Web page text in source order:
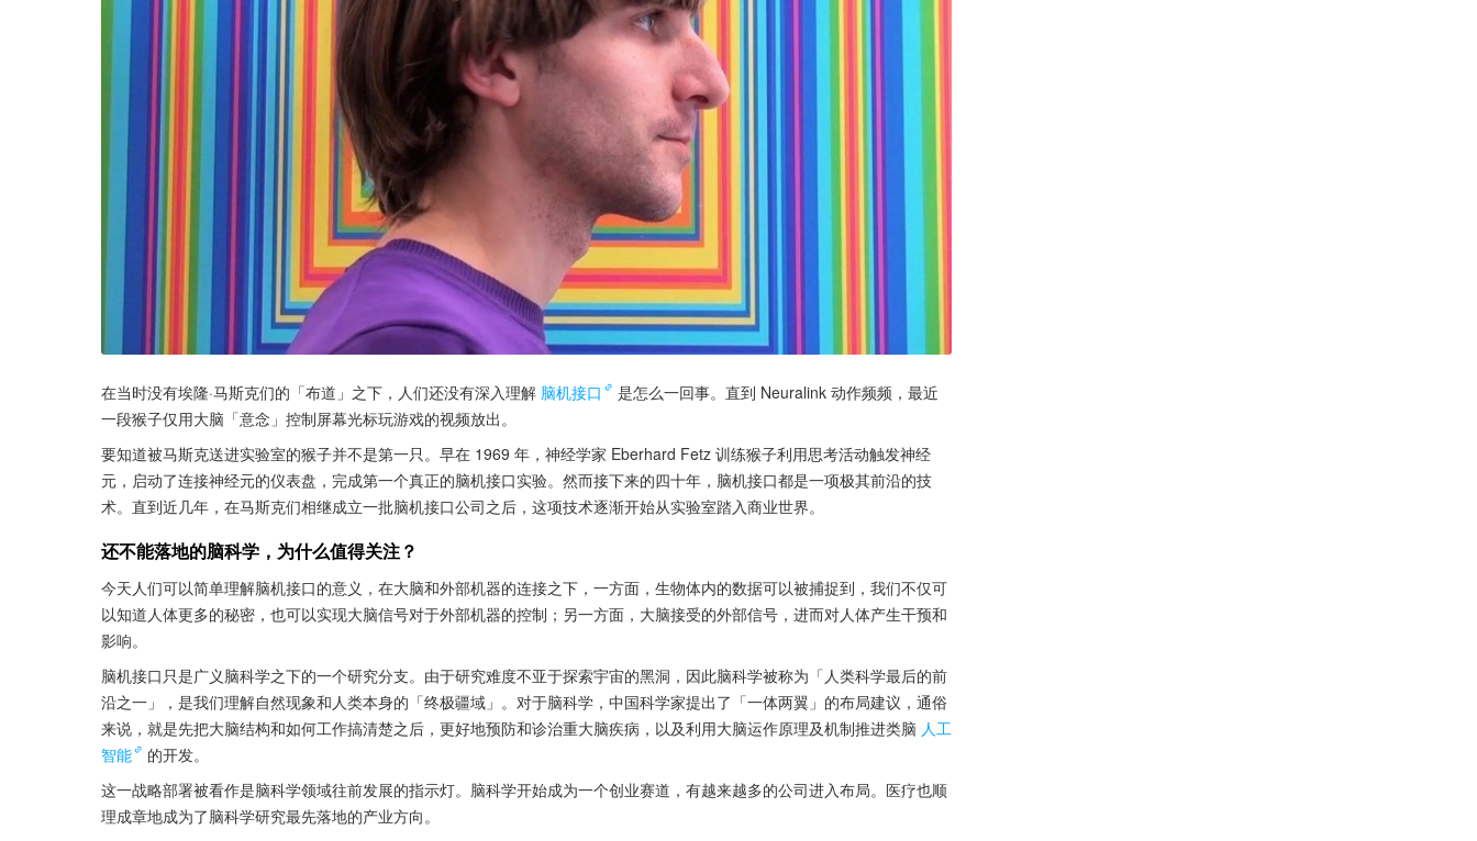
在当时没有埃隆·马斯克们的「布道」之下，人们还没有深入理解 脑机接口
是怎么一回事。直到 Neuralink 动作频频，最近
一段猴子仅用大脑「意念」控制屏幕光标玩游戏的视频放出。
要知道被马斯克送进实验室的猴子并不是第一只。早在 1969 年，神经学家 Eberhard Fetz 训练猴子利用思考活动触发神经
元，启动了连接神经元的仪表盘，完成第一个真正的脑机接口实验。然而接下来的四十年，脑机接口都是一项极其前沿的技
术。直到近几年，在马斯克们相继成立一批脑机接口公司之后，这项技术逐渐开始从实验室踏入商业世界。
还不能落地的脑科学，为什么值得关注？
今天人们可以简单理解脑机接口的意义，在大脑和外部机器的连接之下，一方面，生物体内的数据可以被捕捉到，我们不仅可
以知道人体更多的秘密，也可以实现大脑信号对于外部机器的控制；另一方面，大脑接受的外部信号，进而对人体产生干预和
影响。
脑机接口只是广义脑科学之下的一个研究分支。由于研究难度不亚于探索宇宙的黑洞，因此脑科学被称为「人类科学最后的前
沿之一」，是我们理解自然现象和人类本身的「终极疆域」。对于脑科学，中国科学家提出了「一体两翼」的布局建议，通俗
来说，就是先把大脑结构和如何工作搞清楚之后，更好地预防和诊治重大脑疾病，以及利用大脑运作原理及机制推进类脑 人工
智能
的开发。
这一战略部署被看作是脑科学领域往前发展的指示灯。脑科学开始成为一个创业赛道，有越来越多的公司进入布局。医疗也顺
理成章地成为了脑科学研究最先落地的产业方向。